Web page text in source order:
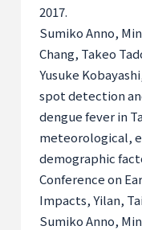
2017.
Sumiko Anno,
Chang, Takeo
Yusuke
spot detection
dengue fever in
meteorological,
demographic
Conference on
Impacts, Yilan,
Sumiko Anno,